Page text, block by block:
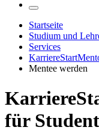
Startseite
Studium und
Services
Mentee werden
für